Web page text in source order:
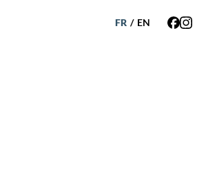
FR / EN